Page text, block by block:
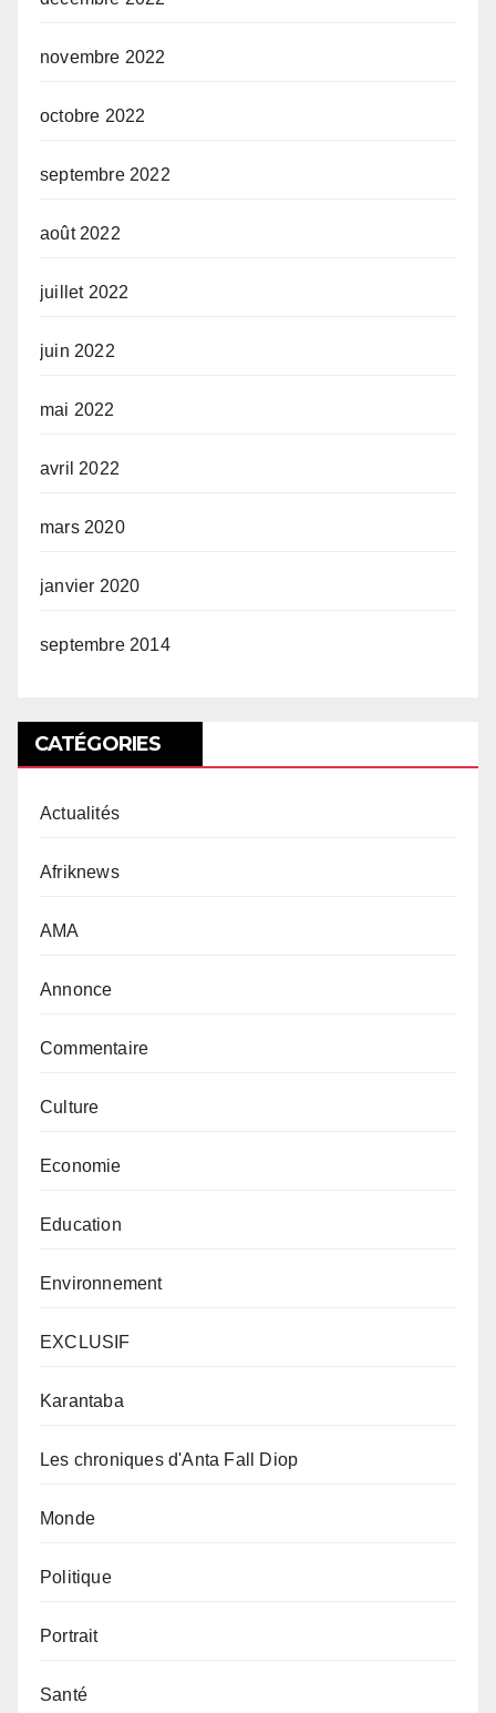
novembre 2022
octobre 2022
septembre 2022
août 2022
juillet 2022
juin 2022
mai 2022
avril 2022
mars 2020
janvier 2020
septembre 2014
CATÉGORIES
Actualités
Afriknews
AMA
Annonce
Commentaire
Culture
Economie
Education
Environnement
EXCLUSIF
Karantaba
Les chroniques d'Anta Fall Diop
Monde
Politique
Portrait
Santé